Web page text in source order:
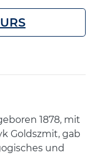
1878, mit
Goldszmit, gab
und